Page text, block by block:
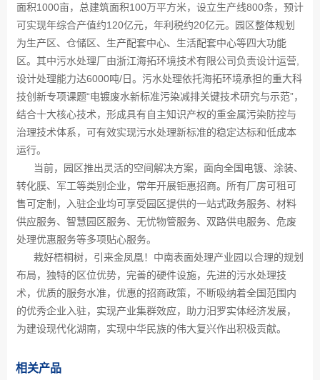
面积1000亩，总建筑面积100万平方米，设立生产线800条，预计
可实现年综合产值约120亿元，年利税约20亿元。园区整体规划
为生产区、仓储区、生产配套中心、生活配套中心等四大功能
区。其中污水处理厂由浙江海拓环境技术有限公司负责设计运营,
设计处理能力达6000吨/日。污水处理依托海拓环境承担的重大科
技创新专项课题“电镀废水新标准污染减排关键技术研究与示范”，
结合十大核心技术，形成具有自主知识产权的重金属污染防控与
治理技术体系，可有效实现污水处理新标准的稳定达标和低成本
运行。
当前，园区推出灵活的空间解决方案，面向全国电镀、涂装、
转化膜、军工等类别企业，常年开展钜惠招商。所有厂房可租可
售可定制，入驻企业均可享受园区提供的一站式政务服务、材料
供应服务、智慧园区服务、无忧物管服务、双路供电服务、危废
处理优惠服务等多项贴心服务。
栽好梧桐树，引来金凤凰！中南表面处理产业园以合理的规划
布局，独特的区位优势，完善的硬件设施，先进的污水处理技
术，优质的服务水准，优惠的招商政策，不断吸纳着全国范围内
的优秀企业入驻，实现产业集群效应，助力汨罗实体经济发展，
为建设现代化湖南，实现中华民族的伟大复兴作出积极贡献。
相关产品